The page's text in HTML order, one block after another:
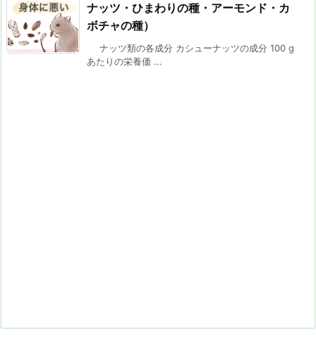
ナッツ・ひまわりの種・アーモンド・カ
ボチャの種）
ナッツ類の各成分 カシューナッツの成分 100 g
あたりの栄養価 ...